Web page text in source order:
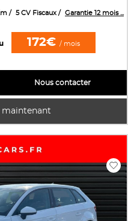
5 CV Fiscaux Garantie 12 mois ...
172€ / mois
maintenant
Nous contacter